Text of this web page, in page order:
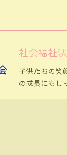
社会福祉
子供たちの笑
の成長にもし